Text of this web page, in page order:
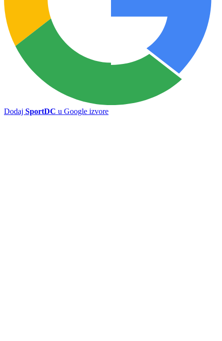
Dodaj SportDC u Google izvore